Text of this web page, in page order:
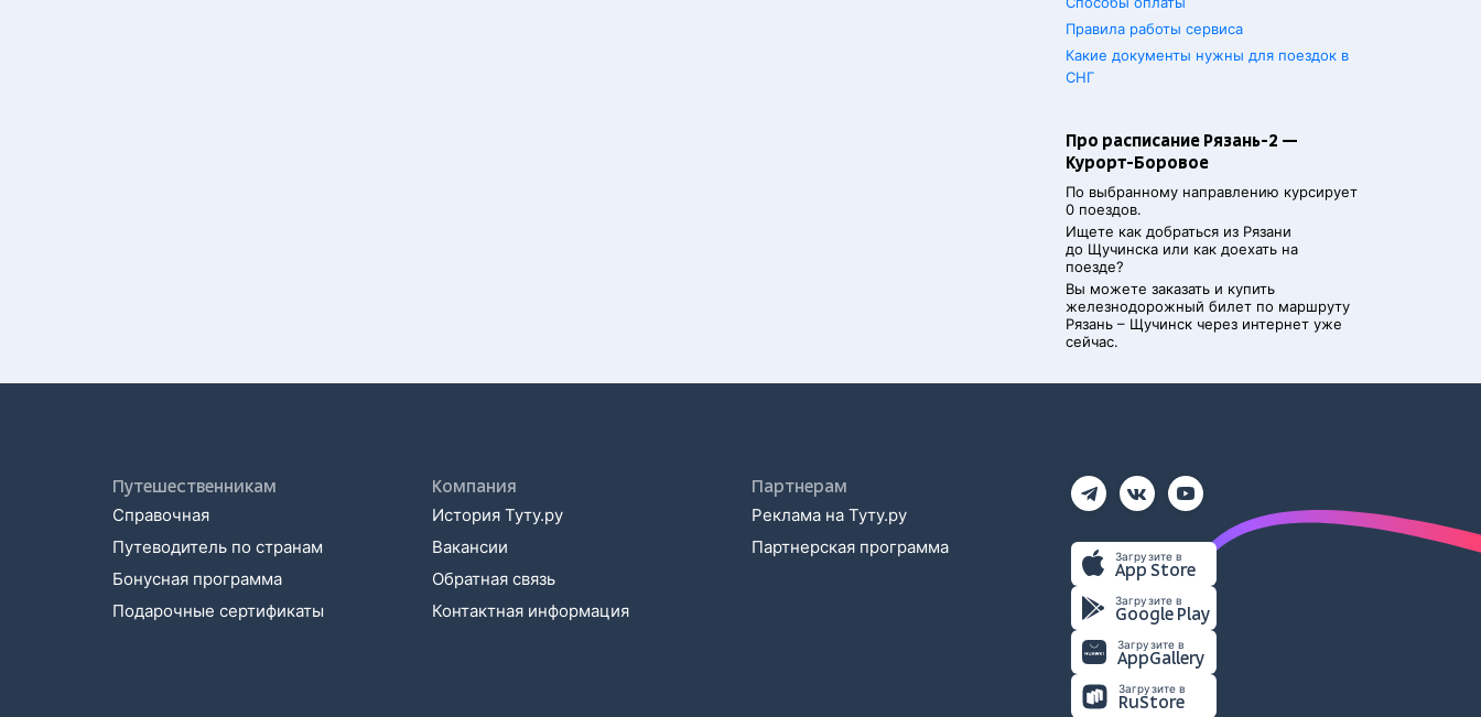
Правила работы сервиса
Какие документы нужны для поездок в
СНГ
Про расписание Рязань-2 —
Курорт-Боровое
По выбранному направлению курсирует
0 поездов.
Ищете как добраться из Рязани
до Щучинска или как доехать на
поезде?
Вы можете заказать и купить
железнодорожный билет по маршруту
Рязань – Щучинск через интернет уже
сейчас.
Путешественникам
Справочная
Путеводитель по странам
Бонусная программа
Подарочные сертификаты
Компания
История Туту.ру
Вакансии
Обратная связь
Контактная информация
Партнерам
Реклама на Туту.ру
Партнерская программа
Загрузите в
App Store
Загрузите в
Google Play
Загрузите в
AppGallery
Загрузите в
RuStore